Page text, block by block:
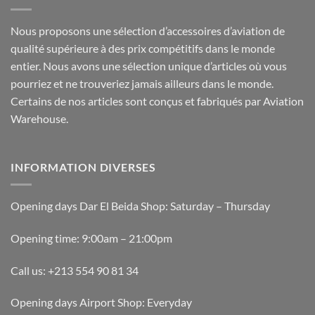
Nous proposons une sélection d’accessoires d’aviation de
qualité supérieure à des prix compétitifs dans le monde
entier. Nous avons une sélection unique d’articles où vous
pourriez et ne trouveriez jamais ailleurs dans le monde.
Certains de nos articles sont conçus et fabriqués par Aviation
Warehouse.
INFORMATION DIVERSES
Opening days Dar El Beida Shop: Saturday – Thursday
Opening time: 9:00am – 21:00pm
Call us: +213 554 90 81 34
Opening days Airport Shop: Everyday